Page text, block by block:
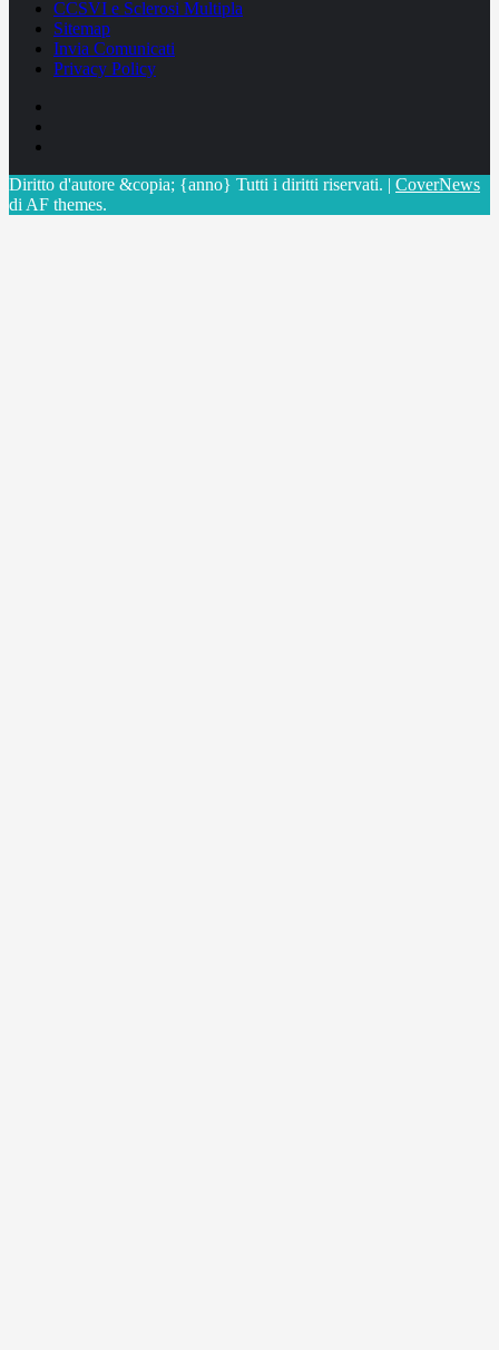
CCSVI e Sclerosi Multipla
Sitemap
Invia Comunicati
Privacy Policy
Diritto d'autore &copia; {anno} Tutti i diritti riservati. | CoverNews
di AF themes.